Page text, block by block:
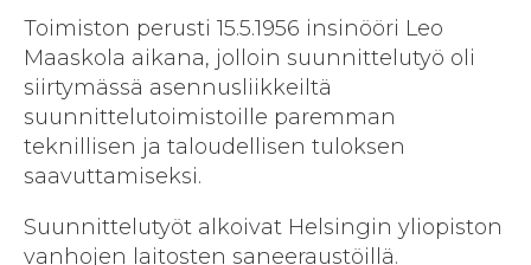
Toimiston perusti 15.5.1956 insinööri Leo
Maaskola aikana, jolloin suunnittelutyö oli
siirtymässä asennusliikkeiltä
suunnittelutoimistoille paremman
teknillisen ja taloudellisen tuloksen
saavuttamiseksi.
Suunnittelutyöt alkoivat Helsingin yliopiston
vanhojen laitosten saneeraustöillä.